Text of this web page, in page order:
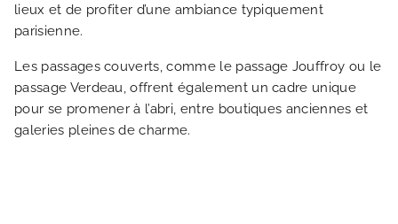
lieux et de profiter d’une ambiance typiquement
parisienne.
Les passages couverts, comme le passage Jouffroy ou le
passage Verdeau, offrent également un cadre unique
pour se promener à l’abri, entre boutiques anciennes et
galeries pleines de charme.